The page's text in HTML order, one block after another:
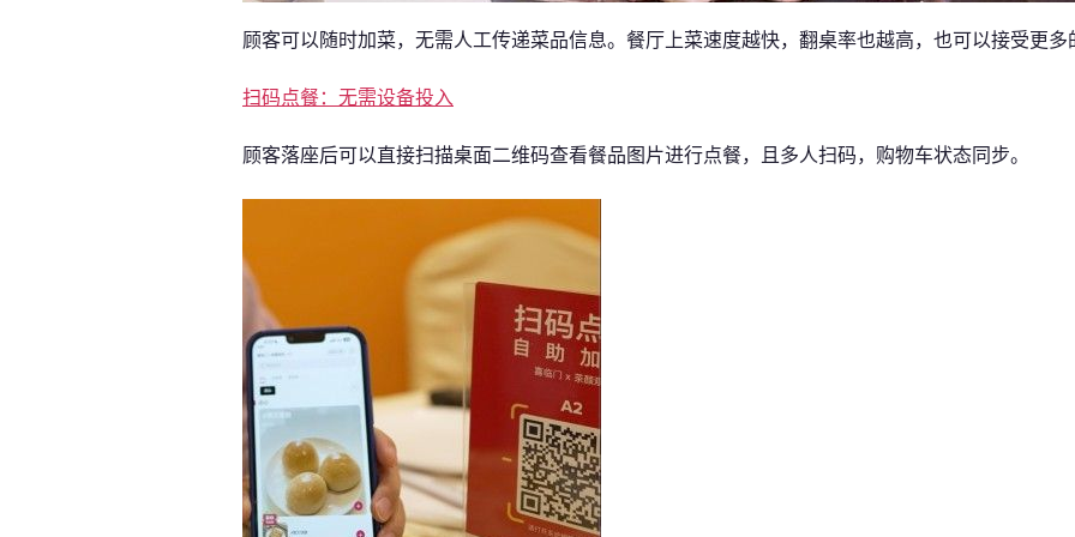
顾客可以随时加菜，无需人工传递菜品信息。餐厅上菜速度越快，翻桌率也越高，也可以接受更多
扫码点餐：无需设备投入
顾客落座后可以直接扫描桌面二维码查看餐品图片进行点餐，且多人扫码，购物车状态同步。